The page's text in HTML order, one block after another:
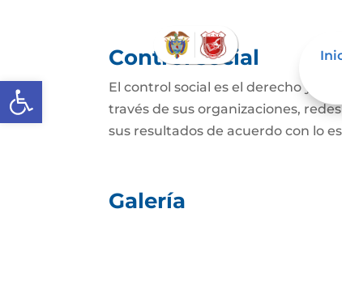
Abrir barra de herramientas
Control social
El control social es el derecho y el
través de sus organizaciones,
sus resultados de acuerdo con lo
Galería